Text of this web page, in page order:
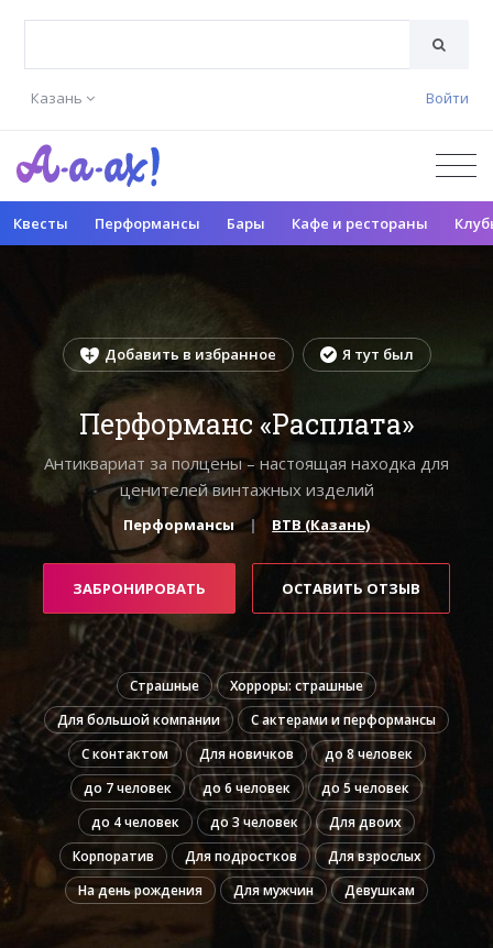
Казань Войти
Квесты Перформансы Бары Кафе и рестораны
Добавить в избранное Я тут был
Перформанс «Расплата»
Антиквариат за полцены – настоящая находка для
ценителей винтажных изделий
Перформансы BTB (Казань)
ЗАБРОНИРОВАТЬ ОСТАВИТЬ ОТЗЫВ
Страшные
Хорроры: страшные
Для большой компании
С актерами и перформансы
С контактом
Для новичков
до 8 человек
до 7 человек
до 6 человек
до 5 человек
до 4 человек
до 3 человек
Для двоих
Корпоратив
Для подростков
Для взрослых
На день рождения
Для мужчин Девушкам